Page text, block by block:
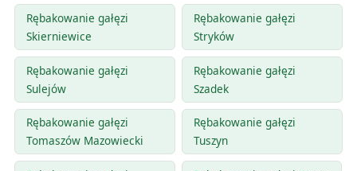
Rębakowanie gałęzi
Skierniewice
Rębakowanie gałęzi
Stryków
Rębakowanie gałęzi
Sulejów
Rębakowanie gałęzi
Szadek
Rębakowanie gałęzi
Tomaszów Mazowiecki
Rębakowanie gałęzi
Tuszyn